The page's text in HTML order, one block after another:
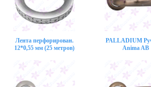
Лента перфорирован.
12*0,55 мм (25 метров)
PALLADIUM
Anima AB